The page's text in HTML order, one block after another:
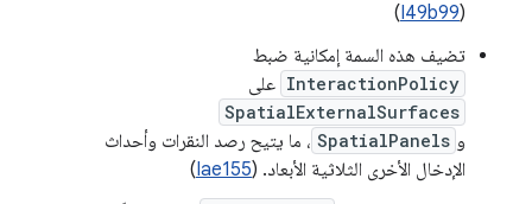
(
I49b99
)
تضيف هذه السمة إمكانية ضبط
InteractionPolicy على
SpatialExternalSurfaces
و SpatialPanels ، ما يتيح رصد النقرات وأحداث
الإدخال الأخرى الثلاثية الأبعاد. (Iae155
)